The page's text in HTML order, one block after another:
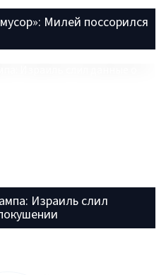
Милей поссорился
Израиль слил